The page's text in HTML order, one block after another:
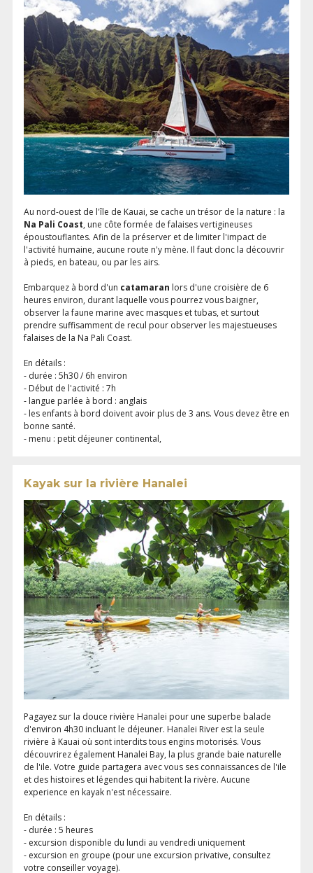
Au nord-ouest de l'île de Kauai, se cache un trésor de la nature : la
Na Pali Coast, une côte formée de falaises vertigineuses
époustouflantes. Afin de la préserver et de limiter l'impact de
l'activité humaine, aucune route n'y mène. Il faut donc la découvrir
à pieds, en bateau, ou par les airs.
Embarquez à bord d'un catamaran lors d'une croisière de 6
heures environ, durant laquelle vous pourrez vous baigner,
observer la faune marine avec masques et tubas, et surtout
prendre suffisamment de recul pour observer les majestueuses
falaises de la Na Pali Coast.
En détails :
- durée : 5h30 / 6h environ
- Début de l'activité : 7h
- langue parlée à bord : anglais
- les enfants à bord doivent avoir plus de 3 ans. Vous devez être en
bonne santé.
- menu : petit déjeuner continental,
Kayak sur la rivière Hanalei
Pagayez sur la douce rivière Hanalei pour une superbe balade
d'environ 4h30 incluant le déjeuner. Hanalei River est la seule
rivière à Kauai où sont interdits tous engins motorisés. Vous
découvrirez également Hanalei Bay, la plus grande baie naturelle
de l'ile. Votre guide partagera avec vous ses connaissances de l'ile
et des histoires et légendes qui habitent la rivère. Aucune
experience en kayak n'est nécessaire.
En détails :
- durée : 5 heures
- excursion disponible du lundi au vendredi uniquement
- excursion en groupe (pour une excursion privative, consultez
votre conseiller voyage).